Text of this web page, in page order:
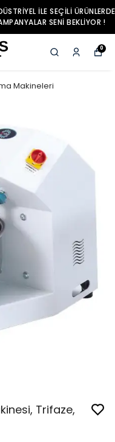
ÜRÜNLERDE ÖZEL
!
0
Makineleri
Trifaze,